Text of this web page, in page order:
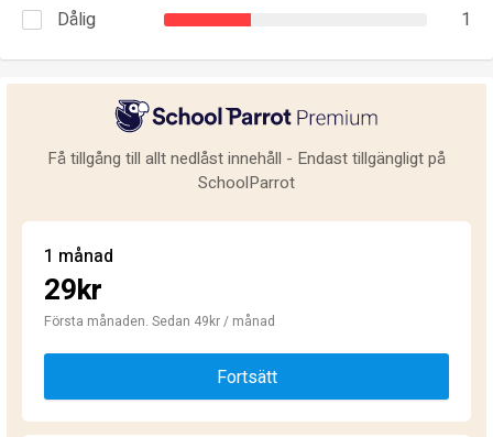
Dålig
1
Få tillgång till allt nedlåst innehåll - Endast tillgängligt på
SchoolParrot
1 månad
29kr
Första månaden. Sedan 49kr / månad
Fortsätt